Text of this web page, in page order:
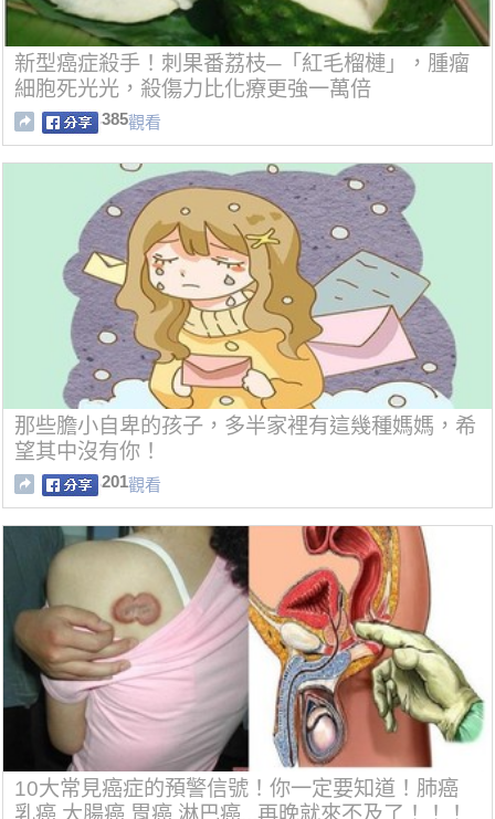
新型癌症殺手！刺果番荔枝─「紅毛榴槤」，腫瘤
細胞死光光，殺傷力比化療更強一萬倍
385觀看
那些膽小自卑的孩子，多半家裡有這幾種媽媽，希
望其中沒有你！
201觀看
10大常見癌症的預警信號！你一定要知道！肺癌
乳癌 大腸癌 胃癌 淋巴癌...再晚就來不及了！！！